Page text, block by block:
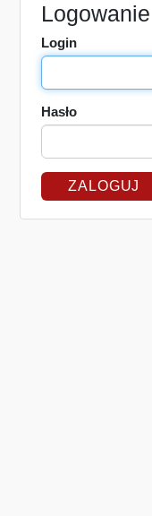
Logowanie
Login
Hasło